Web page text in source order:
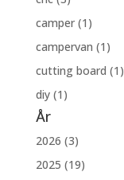
camper (1)
campervan (1)
cutting board (1)
diy (1)
År
2026 (3)
2025 (19)